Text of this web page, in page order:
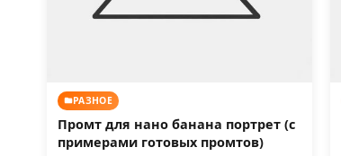
РАЗНОЕ
Промт для нано банана портрет (с
примерами готовых промтов)